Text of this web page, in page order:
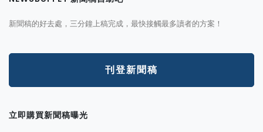
新聞稿的好去處，三分鐘上稿完成，最快接觸最多讀者的方案！
刊登新聞稿
立即購買新聞稿曝光